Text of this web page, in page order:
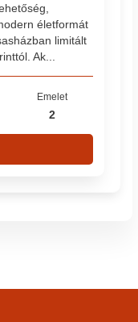
életformát
limitált
Ak...
Emelet
2